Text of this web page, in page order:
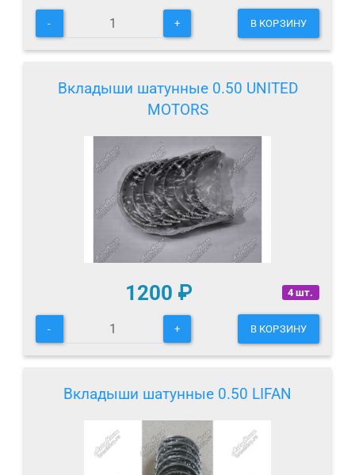
- + В КОРЗИНУ
Вкладыши шатунные 0.50 UNITED
MOTORS
4 шт.
1200 ₽
- + В КОРЗИНУ
Вкладыши шатунные 0.50 LIFAN